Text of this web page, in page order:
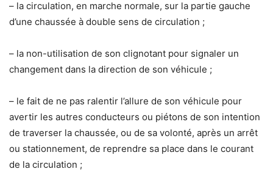
– la circulation, en marche normale, sur la partie gauche
d’une chaussée à double sens de circulation ;
– la non-utilisation de son clignotant pour signaler un
changement dans la direction de son véhicule ;
– le fait de ne pas ralentir l’allure de son véhicule pour
avertir les autres conducteurs ou piétons de son intention
de traverser la chaussée, ou de sa volonté, après un arrêt
ou stationnement, de reprendre sa place dans le courant
de la circulation ;